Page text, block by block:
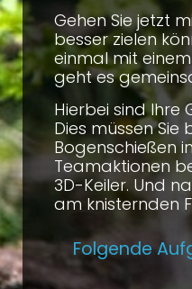
Gehen Sie jetzt
besser zielen
einmal mit
geht es
Hierbei sind Ihre
Dies müssen
Bogenschießen
Teamaktionen
3D-Keiler. Und
am knisternden
Folgende